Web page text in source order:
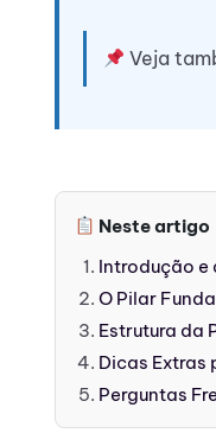
Veja
Neste artigo
Introdução e
O Pilar
Estrutura da
Dicas Extras
Perguntas